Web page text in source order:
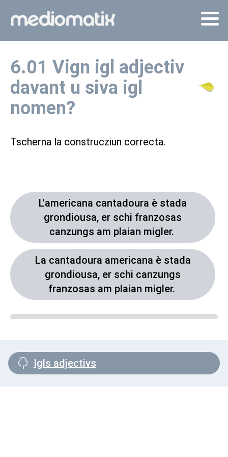
6.01 Vign igl adjectiv
davant u siva igl
nomen?
Tscherna la construcziun correcta.
L'americana cantadoura è stada
grondiousa, er schi franzosas
canzungs am plaian migler.
La cantadoura americana è stada
grondiousa, er schi canzungs
franzosas am plaian migler.
Igls adjectivs